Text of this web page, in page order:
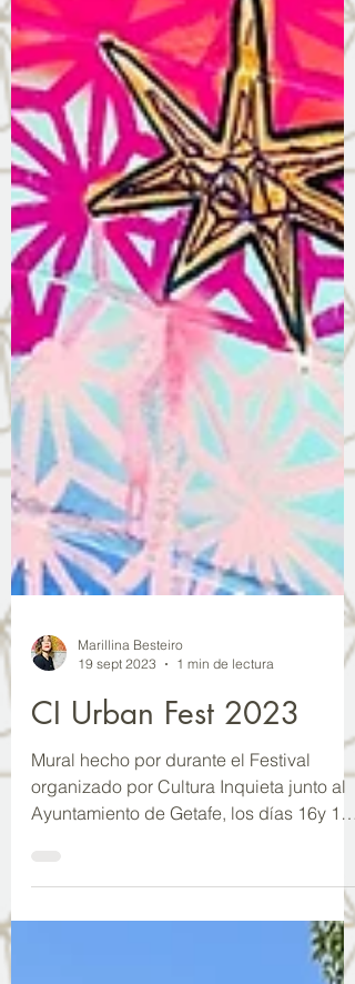
Marillina Besteiro
19 sept 2023
1 min de lectura
CI Urban Fest 2023
Mural hecho por durante el Festival
de septiembre 2023